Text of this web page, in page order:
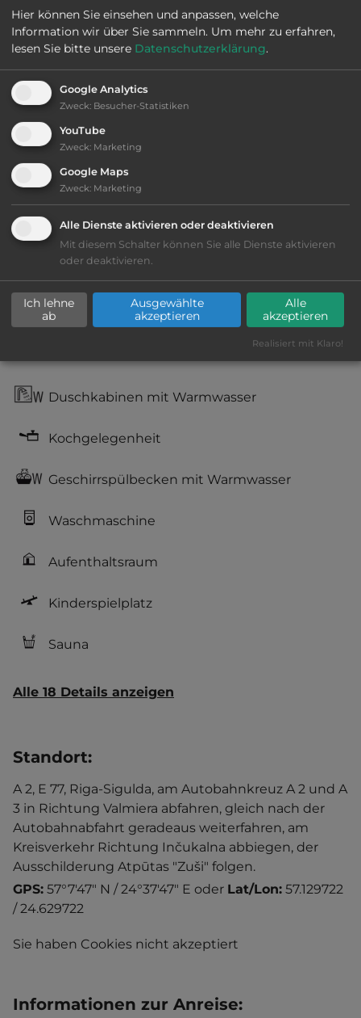
Ausstattung:
AB-Abfahrt max. 10 km entfernt
Lage: schön
Geräuschkulisse: überwiegend ruhig
nur Barzahlung
Grasgelände, Wiese
WC
Duschkabinen mit Warmwasser
Kochgelegenheit
Geschirrspülbecken mit Warmwasser
Waschmaschine
Aufenthaltsraum
Kinderspielplatz
Sauna
Alle 18 Details anzeigen
Standort:
A 2, E 77, Riga-Sigulda, am Autobahnkreuz A 2 und A
3 in Richtung Valmiera abfahren, gleich nach der
Autobahnabfahrt geradeaus weiterfahren, am
Kreisverkehr Richtung Inčukalna abbiegen, der
Ausschilderung Atpūtas "Zuši" folgen.
GPS: 57°7'47" N / 24°37'47" E oder Lat/Lon: 57.129722
/ 24.629722
Sie haben Cookies nicht akzeptiert
Informationen zur Anreise:
Hier können Sie einsehen und anpassen, welche
Information wir über Sie sammeln. Um mehr zu erfahren,
lesen Sie bitte unsere Datenschutzerklärung.
Google Analytics
Zweck: Besucher-Statistiken
YouTube
Zweck: Marketing
Google Maps
Zweck: Marketing
Alle Dienste aktivieren oder deaktivieren
Mit diesem Schalter können Sie alle Dienste aktivieren
oder deaktivieren.
Ich lehne
ab
Ausgewählte
akzeptieren
Alle
akzeptieren
Realisiert mit Klaro!